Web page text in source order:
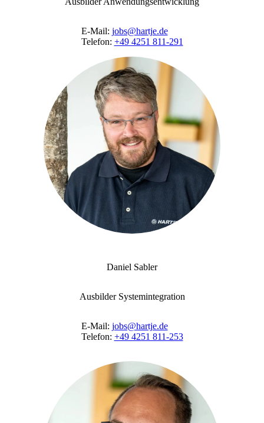
E-Mail: jobs@hartje.de
Telefon: +49 4251 811-291
Daniel Sabler
Ausbilder Systemintegration
E-Mail: jobs@hartje.de
Telefon: +49 4251 811-253